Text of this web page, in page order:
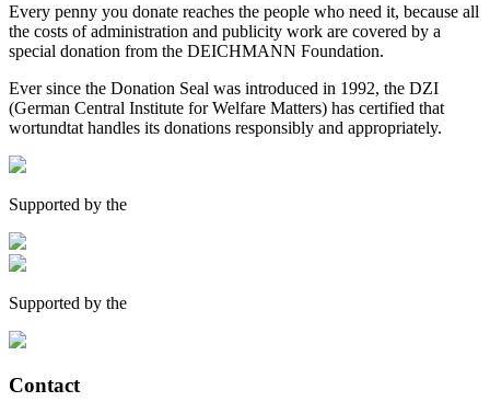
Every penny you donate reaches the people who need it, because all
the costs of administration and publicity work are covered by a
special donation from the DEICHMANN Foundation.
Ever since the Donation Seal was introduced in 1992, the DZI
(German Central Institute for Welfare Matters) has certified that
wortundtat handles its donations responsibly and appropriately.
Supported by the
Supported by the
Contact